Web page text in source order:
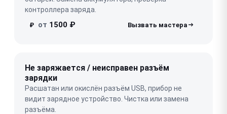
контроллера заряда.
₽ от 1500 ₽
Не заряжается / неисправен разъём
зарядки
Расшатан или окислён разъём USB, прибор не
видит зарядное устройство. Чистка или замена
разъёма.